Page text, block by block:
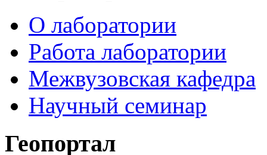
О лаборатории
Работа лаборатории
Межвузовская кафедра
Научный семинар
Геопортал